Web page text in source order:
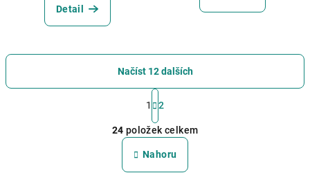
Detail
O
v
l
á
Načíst 12 dalších
S
t
r
á
n
k
o
1 2
24 položek celkem
Nahoru